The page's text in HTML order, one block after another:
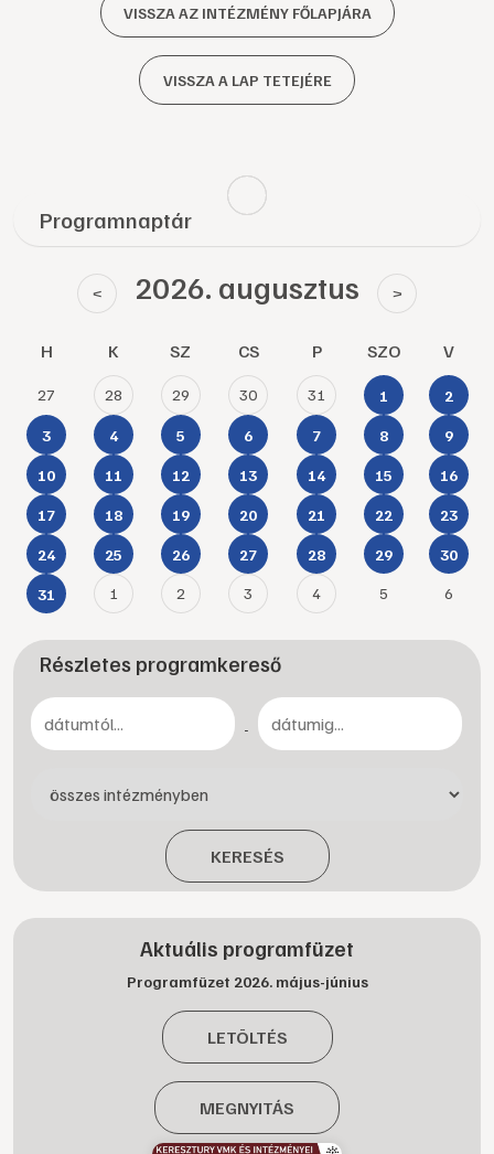
VISSZA AZ INTÉZMÉNY FŐLAPJÁRA
VISSZA A LAP TETEJÉRE
Programnaptár
< 2026. augusztus >
H K SZ CS P SZO V
27 28 29 30 31 1 2
3 4 5 6 7 8 9
10 11 12 13 14 15 16
17 18 19 20 21 22 23
24 25 26 27 28 29 30
31 1 2 3 4 5 6
Részletes programkereső
-
KERESÉS
Aktuális programfüzet
Programfüzet 2026. május-június
LETÖLTÉS
MEGNYITÁS